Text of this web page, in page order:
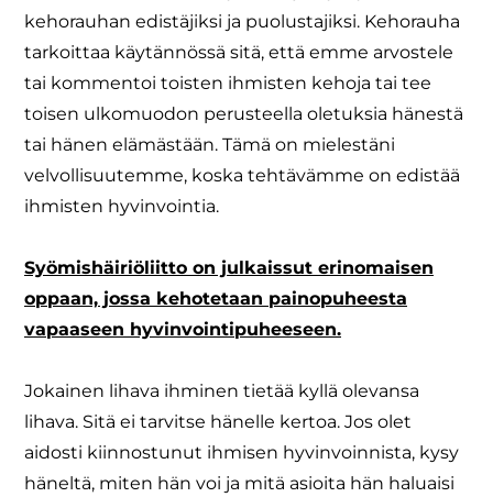
kehorauhan edistäjiksi ja puolustajiksi. Kehorauha
tarkoittaa käytännössä sitä, että emme arvostele
tai kommentoi toisten ihmisten kehoja tai tee
toisen ulkomuodon perusteella oletuksia hänestä
tai hänen elämästään. Tämä on mielestäni
velvollisuutemme, koska tehtävämme on edistää
ihmisten hyvinvointia.
Syömishäiriöliitto on julkaissut erinomaisen
oppaan, jossa kehotetaan painopuheesta
vapaaseen hyvinvointipuheeseen.
Jokainen lihava ihminen tietää kyllä olevansa
lihava. Sitä ei tarvitse hänelle kertoa. Jos olet
aidosti kiinnostunut ihmisen hyvinvoinnista, kysy
häneltä, miten hän voi ja mitä asioita hän haluaisi